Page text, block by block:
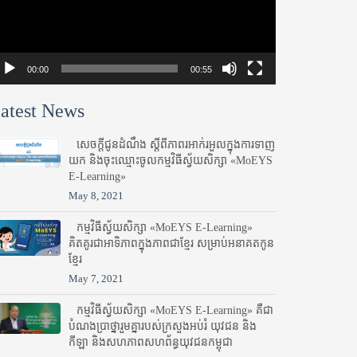
00:00 00:55
News
សេចក្តីជូនដំណឹង ស្តី​ពីភាព​រអាក់រអួល​ក្នុងការ​ទាញ​
យក និង​ចុះ​ឈ្មោះ​ចូល​កម្មវិធី​ស្វ័យសិក្សា «MoEYS
E-Learning»
May 8, 2021
កម្មវិធីស្វ័យសិក្សា «MoEYS E-Learning»
គិតគូរជាអាទិភាពក្នុងភាពជាខ្មែរ សម្រាប់អនាគតកូន
ខ្មែរ
May 7, 2021
កម្មវិធីស្វ័យសិក្សា «MoEYS E-Learning» គឺជា
បំណងប្រាថ្នារួមគ្នារបស់ក្រសួងអប់រំ​ យុវជន និង
កីឡា និងសហភាពសហព័ន្ធយុវជនកម្ពុជា